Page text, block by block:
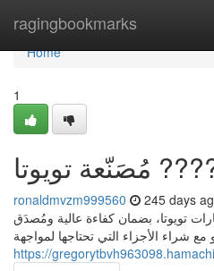
ragingbookmarks
Home
Home
1
ronaldmvzm999560 245 days
تويوتا، بضمان كفاءة عالية ومُصدَق
مع شراء الأجزاء التي تحتاجها لمواجهة
https://